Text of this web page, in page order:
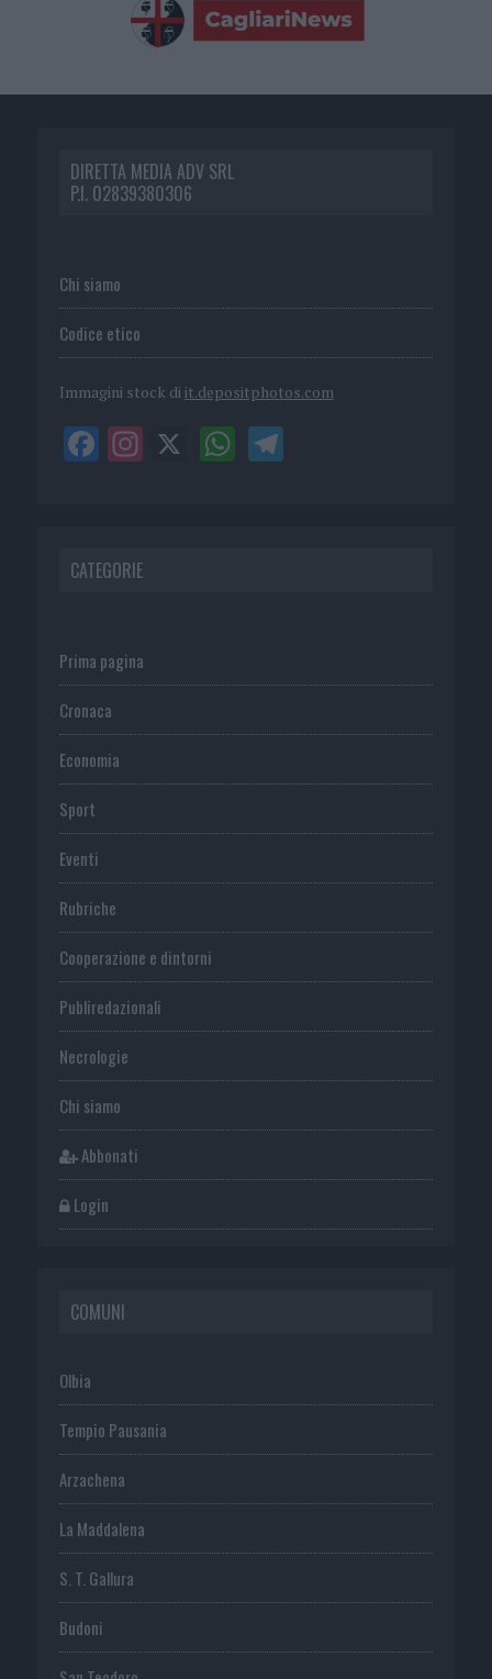
DIRETTA MEDIA ADV SRL
P.I. 02839380306
Chi siamo
Codice etico
Immagini stock di it.depositphotos.com
CATEGORIE
Prima pagina
Cronaca
Economia
Sport
Eventi
Rubriche
Cooperazione e dintorni
Publiredazionali
Necrologie
Chi siamo
Abbonati
Login
COMUNI
Olbia
Tempio Pausania
Arzachena
La Maddalena
S. T. Gallura
Budoni